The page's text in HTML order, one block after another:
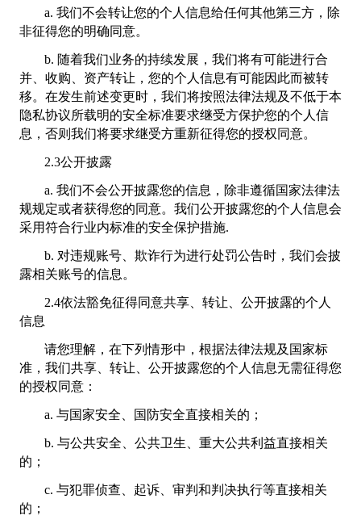
a. 我们不会转让您的个人信息给任何其他第三方，除
非征得您的明确同意。
b. 随着我们业务的持续发展，我们将有可能进行合
并、收购、资产转让，您的个人信息有可能因此而被转
移。在发生前述变更时，我们将按照法律法规及不低于本
隐私协议所载明的安全标准要求继受方保护您的个人信
息，否则我们将要求继受方重新征得您的授权同意。
2.3公开披露
a. 我们不会公开披露您的信息，除非遵循国家法律法
规规定或者获得您的同意。我们公开披露您的个人信息会
采用符合行业内标准的安全保护措施.
b. 对违规账号、欺诈行为进行处罚公告时，我们会披
露相关账号的信息。
2.4依法豁免征得同意共享、转让、公开披露的个人
信息
请您理解，在下列情形中，根据法律法规及国家标
准，我们共享、转让、公开披露您的个人信息无需征得您
的授权同意：
a. 与国家安全、国防安全直接相关的；
b. 与公共安全、公共卫生、重大公共利益直接相关
的；
c. 与犯罪侦查、起诉、审判和判决执行等直接相关
的；